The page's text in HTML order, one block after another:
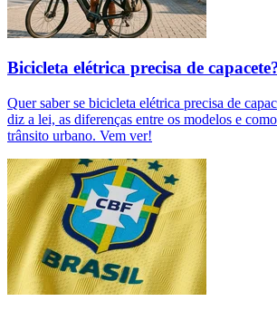
Bicicleta elétrica precisa de
Quer saber se bicicleta elétrica precisa de
diz a lei, as diferenças entre os modelos e
trânsito urbano. Vem ver!